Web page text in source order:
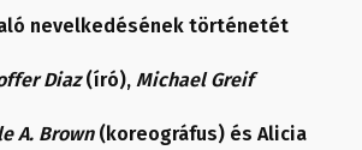
nevelkedésének történetét
Diaz(író), Michael Greif
A. Brown(koreográfus) és Alicia